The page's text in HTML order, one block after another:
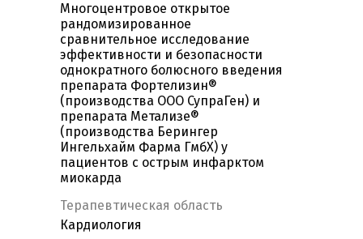
Многоцентровое открытое
рандомизированное
сравнительное исследование
эффективности и безопасности
однократного болюсного введения
препарата Фортелизин®
(производства ООО СупраГен) и
препарата Метализе®
(производства Берингер
Ингельхайм Фарма ГмбХ) у
пациентов с острым инфарктом
миокарда
Терапевтическая область
Кардиология